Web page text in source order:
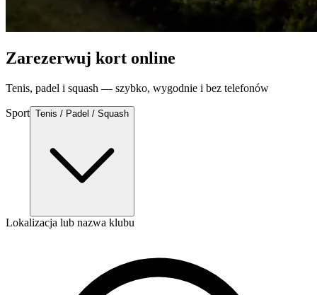
Zarezerwuj kort online
Tenis, padel i squash — szybko, wygodnie i bez telefonów
Sport Tenis / Padel / Squash
Lokalizacja lub nazwa klubu